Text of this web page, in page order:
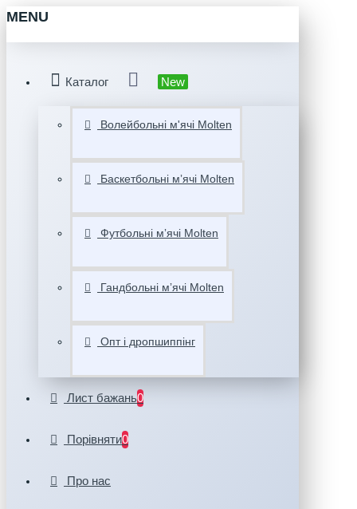
MENU
Каталог New
Волейбольні м'ячі Molten
Баскетбольні мʼячі Molten
Футбольні мʼячі Molten
Гандбольні мʼячі Molten
Опт і дропшиппінг
Лист бажань0
Порівняти0
Про нас